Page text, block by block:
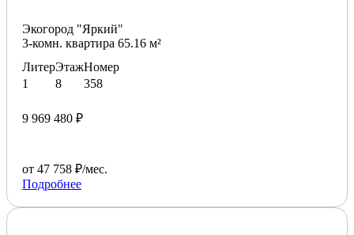
Экогород "Яркий"
3-комн. квартира 65.16 м²
Литер
1
Этаж
8
Номер
358
9 969 480 ₽
от 47 758 ₽/мес.
Подробнее